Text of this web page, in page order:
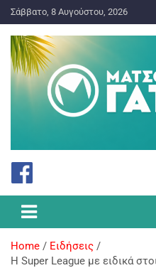
Σάββατο, 8 Αυγούστου, 2026
Ματσωμένος
το Στοίχημα
Home
Ειδήσεις
H Super League με ειδικά